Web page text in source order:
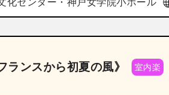
化センター・神戸女学院小ホール
ンスから初夏の風》 室内楽